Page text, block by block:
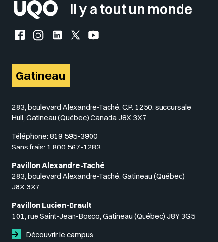
Il y a tout un monde
Facebook de l'UQO
Instagram de l'UQO
LinkedIn de l'UQO
X (Twitter) de l'UQO
YouTube de l'UQO
Gatineau
283, boulevard Alexandre-Taché, C.P. 1250, succursale
Hull, Gatineau (Québec) Canada J8X 3X7
Téléphone: 819 595-3900
Sans frais: 1 800 567-1283
Pavillon Alexandre-Taché
283, boulevard Alexandre-Taché, Gatineau (Québec)
J8X 3X7
Pavillon Lucien-Brault
101, rue Saint-Jean-Bosco, Gatineau (Québec) J8Y 3G5
Découvrir le campus